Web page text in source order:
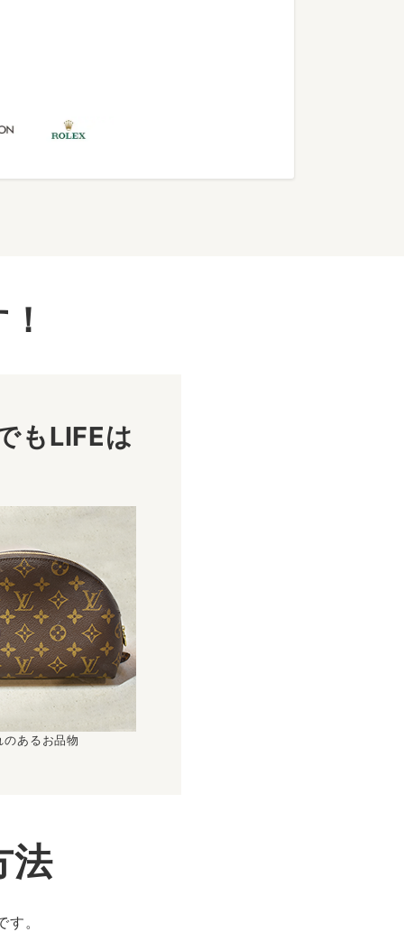
もLIFEは
のあるお品物
法
。